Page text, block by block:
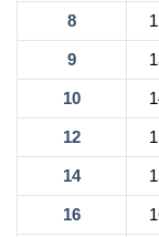
8
9
10
12
14
16